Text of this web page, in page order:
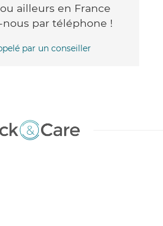
ailleurs en France
par téléphone !
par un conseiller